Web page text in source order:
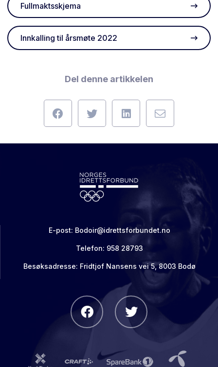
Fullmaktsskjema
Innkalling til årsmøte 2022
Del denne artikkelen
E-post: Bodoir@idrettsforbundet.no
Telefon: 958 28793
Besøksadresse: Fridtjof Nansens vei 5, 8003 Bodø